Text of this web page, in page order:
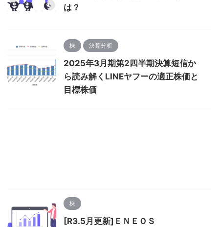
は？
株 決算分析
2025年3月期第2四半期決算短信か
ら読み解くLINEヤフーの適正株価と
目標株価
株
[R3.5月更新]ＥＮＥＯＳ